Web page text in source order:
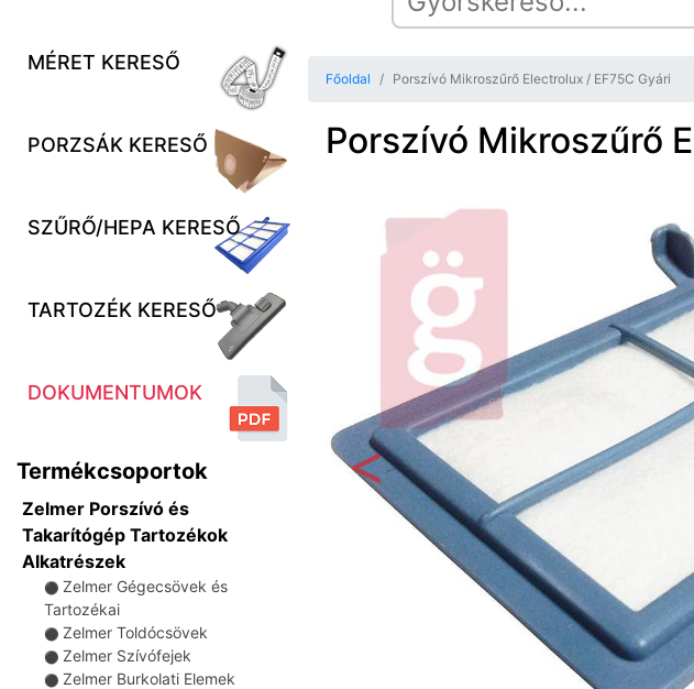
MÉRET KERESŐ
PORZSÁK KERESŐ
SZŰRŐ/HEPA KERESŐ
TARTOZÉK KERESŐ
DOKUMENTUMOK
Termékcsoportok
Zelmer Porszívó és
Takarítógép Tartozékok
Alkatrészek
⚫ Zelmer Gégecsövek és
Tartozékai
⚫ Zelmer Toldócsövek
⚫ Zelmer Szívófejek
⚫ Zelmer Burkolati Elemek
Főoldal Porszívó Mikroszűrő Electrolux / EF75C Gyári
Porszívó Mikroszűrő
Előző